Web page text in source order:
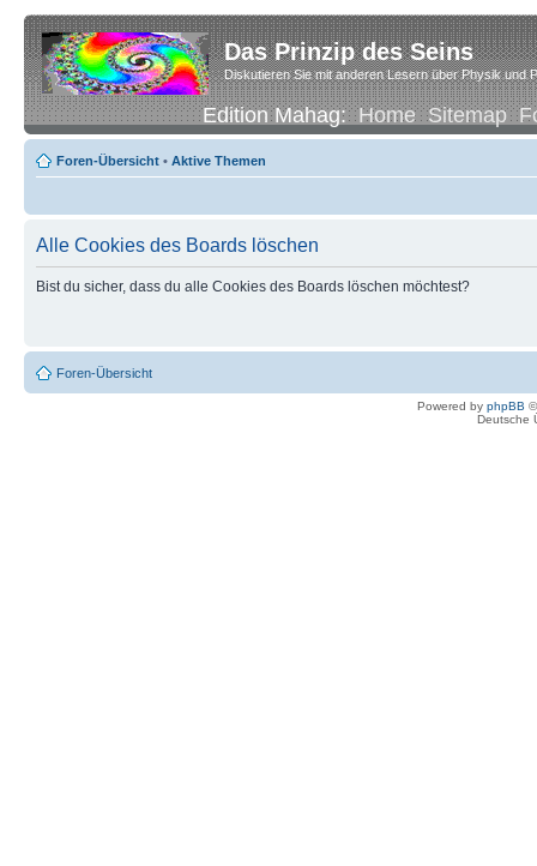
Das Prinzip des Seins
Diskutieren Sie mit anderen Lesern über Physik und
Edition Mahag:Home Sitemap
Foren-Übersicht • Aktive Themen
Alle Cookies des Boards löschen
Bist du sicher, dass du alle Cookies des Boards löschen möchtest?
Foren-Übersicht
Powered by phpBB
Deutsche